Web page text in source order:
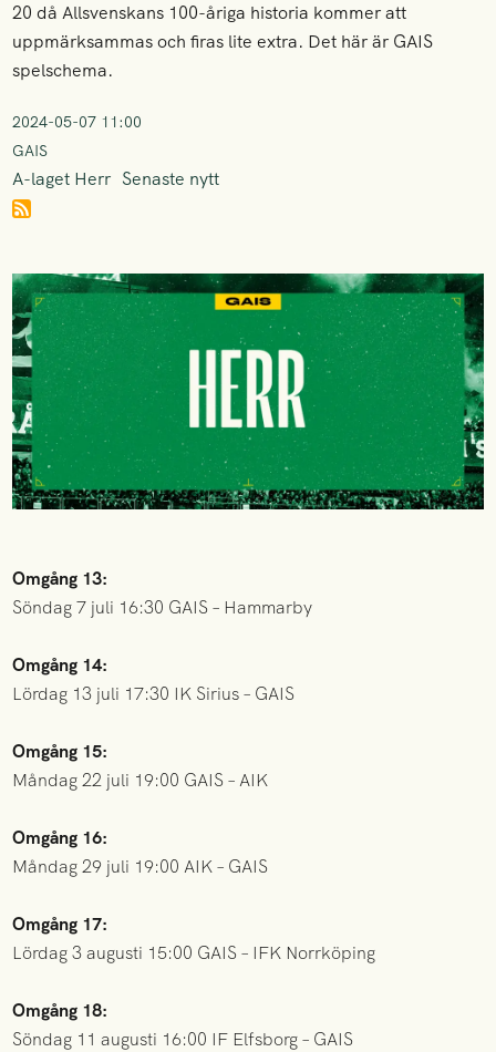
20 då Allsvenskans 100-åriga historia kommer att
uppmärksammas och firas lite extra. Det här är GAIS
spelschema.
2024-05-07 11:00
GAIS
A-laget Herr Senaste nytt
Omgång 13:
Söndag 7 juli 16:30 GAIS – Hammarby
Omgång 14:
Lördag 13 juli 17:30 IK Sirius – GAIS
Omgång 15:
Måndag 22 juli 19:00 GAIS – AIK
Omgång 16:
Måndag 29 juli 19:00 AIK – GAIS
Omgång 17:
Lördag 3 augusti 15:00 GAIS – IFK Norrköping
Omgång 18:
Söndag 11 augusti 16:00 IF Elfsborg – GAIS